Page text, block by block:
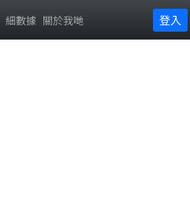
細數據 關於我哋 登入